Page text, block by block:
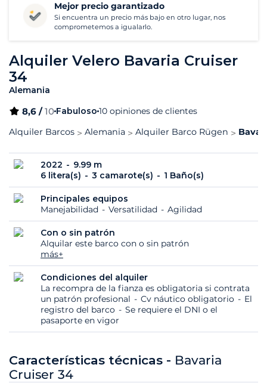
Alquiler Velero Bavaria Cruiser
34
Alemania
8,6 /10 Fabuloso 10 opiniones de clientes
Alquiler Barcos
Alemania Alquiler Barco Rügen
2022
9.99 m
6 litera(s)
3 camarote(s) 1 Baño(s)
Principales equipos
Manejabilidad
Versatilidad Agilidad
Con o sin patrón
Alquilar este barco con o sin patrón
más+
Condiciones del alquiler
La recompra de la fianza es obligatoria si contrata
un patrón profesional
Cv náutico obligatorio
El
registro del barco
Se requiere el DNI o el
pasaporte en vigor
Características técnicas - Bavaria
Cruiser 34
Mejor precio garantizado
Si encuentra un precio más bajo en otro lugar, nos
comprometemos a igualarlo.